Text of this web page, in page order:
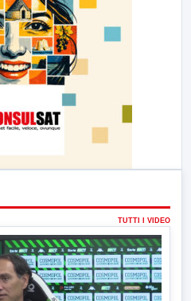
TUTTI I VIDEO